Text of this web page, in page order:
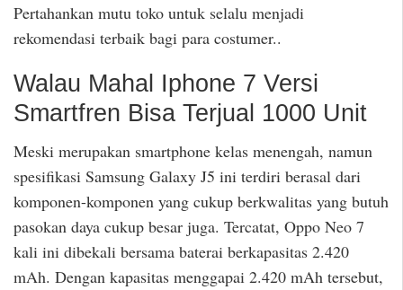
Pertahankan mutu toko untuk selalu menjadi
rekomendasi terbaik bagi para costumer..
Walau Mahal Iphone 7 Versi
Smartfren Bisa Terjual 1000 Unit
Meski merupakan smartphone kelas menengah, namun
spesifikasi Samsung Galaxy J5 ini terdiri berasal dari
komponen-komponen yang cukup berkwalitas yang butuh
pasokan daya cukup besar juga. Tercatat, Oppo Neo 7
kali ini dibekali bersama baterai berkapasitas 2.420
mAh. Dengan kapasitas menggapai 2.420 mAh tersebut,